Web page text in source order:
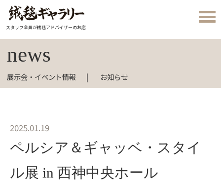
スタッフ全員が絨毯アドバイザーのお店
news
展示会・イベント情報 お知らせ
2025.01.19
ペルシア＆ギャッベ・スタイ
ル展 in 西神中央ホール